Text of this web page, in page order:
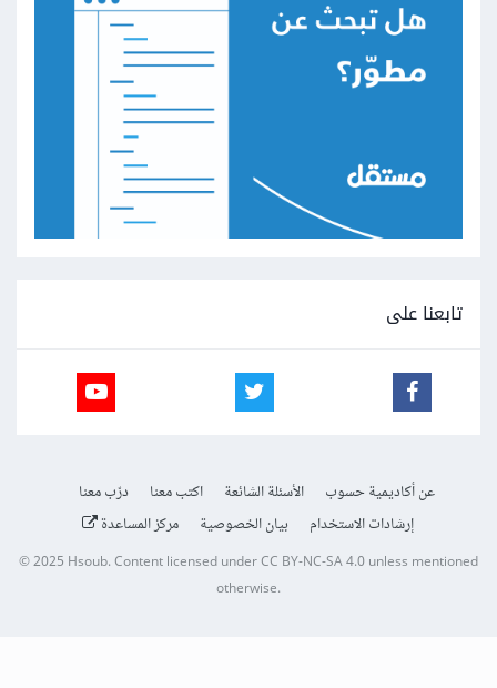
تابعنا على
عن أكاديمية حسوب الأسئلة الشائعة اكتب معنا
درّب معنا
إرشادات الاستخدام
بيان الخصوصية مركز المساعدة
© 2025 Hsoub.Content licensed underCC BY-NC-SA 4.0unless mentioned
otherwise.